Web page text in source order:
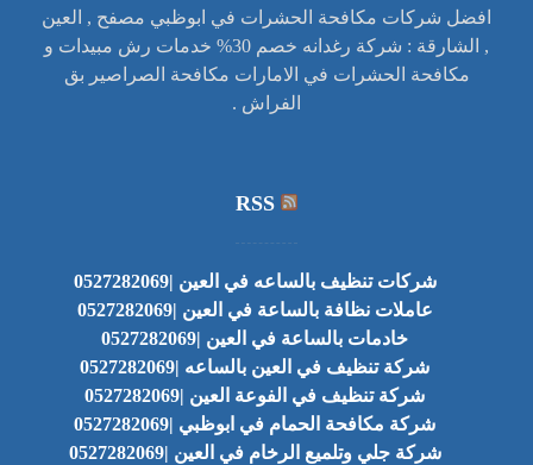
افضل شركات مكافحة الحشرات في ابوظبي مصفح , العين
, الشارقة : شركة رغدانه خصم 30% خدمات رش مبيدات و
مكافحة الحشرات في الامارات مكافحة الصراصير بق
الفراش .
RSS
شركات تنظيف بالساعه في العين |0527282069
عاملات نظافة بالساعة في العين |0527282069
خادمات بالساعة في العين |0527282069
شركة تنظيف في العين بالساعه |0527282069
شركة تنظيف في الفوعة العين |0527282069
شركة مكافحة الحمام في ابوظبي |0527282069
شركة جلي وتلميع الرخام في العين |0527282069